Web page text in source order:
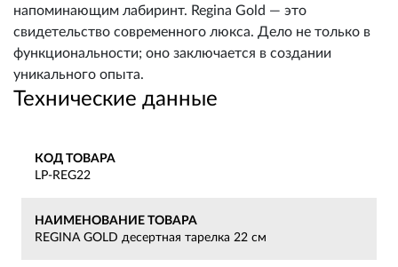
напоминающим лабиринт. Regina Gold — это
свидетельство современного люкса. Дело не только в
функциональности; оно заключается в создании
уникального опыта.
Технические данные
КОД ТОВАРА
LP-REG22
НАИМЕНОВАНИЕ ТОВАРА
REGINA GOLD десертная тарелка 22 см